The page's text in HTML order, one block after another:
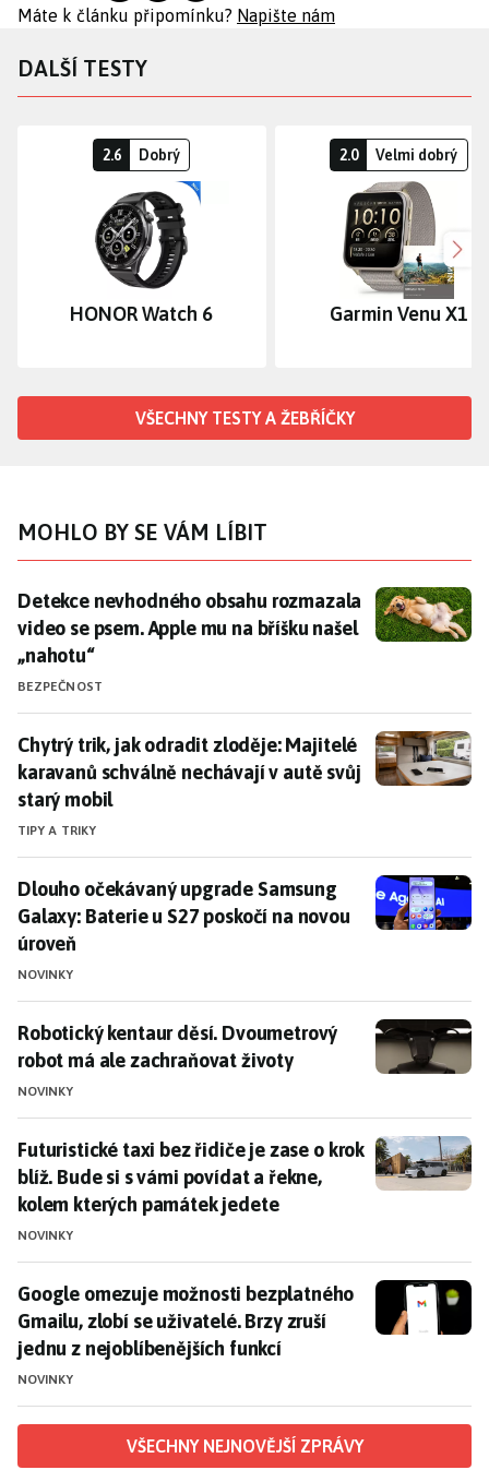
Máte k článku připomínku? Napište nám
DALŠÍ TESTY
2.6 Dobrý
HONOR Watch 6
2.0 Velmi dobrý
Garmin Venu X1
VŠECHNY TESTY A ŽEBŘÍČKY
MOHLO BY SE VÁM LÍBIT
Detekce nevhodného obsahu rozmazala video se
Detekce nevhodného obsahu rozmazala
video se psem. Apple mu na bříšku našel
„nahotu“
BEZPEČNOST
Chytrý trik, jak odradit zloděje: Majitelé karavanů
Chytrý trik, jak odradit zloděje: Majitelé
karavanů schválně nechávají v autě svůj
starý mobil
TIPY A TRIKY
Dlouho očekávaný upgrade Samsung Galaxy: Baterie
Dlouho očekávaný upgrade Samsung
Galaxy: Baterie u S27 poskočí na novou
úroveň
NOVINKY
Robotický kentaur děsí. Dvoumetrový robot má ale
Robotický kentaur děsí. Dvoumetrový
robot má ale zachraňovat životy
NOVINKY
Futuristické taxi bez řidiče je zase o krok blíž. Bude
Futuristické taxi bez řidiče je zase o krok
blíž. Bude si s vámi povídat a řekne,
kolem kterých památek jedete
NOVINKY
Google omezuje možnosti bezplatného Gmailu,
Google omezuje možnosti bezplatného
Gmailu, zlobí se uživatelé. Brzy zruší
jednu z nejoblíbenějších funkcí
NOVINKY
VŠECHNY NEJNOVĚJŠÍ ZPRÁVY